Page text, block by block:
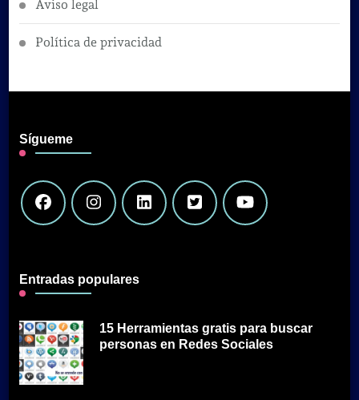
Aviso legal
Política de privacidad
Sígueme
Entradas populares
15 Herramientas gratis para buscar
personas en Redes Sociales